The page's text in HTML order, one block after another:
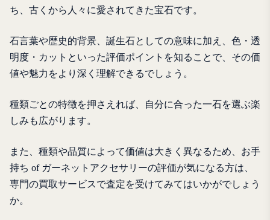
ち、古くから人々に愛されてきた宝石です。
石言葉や歴史的背景、誕生石としての意味に加え、色・透
明度・カットといった評価ポイントを知ることで、その価
値や魅力をより深く理解できるでしょう。
種類ごとの特徴を押さえれば、自分に合った一石を選ぶ楽
しみも広がります。
また、種類や品質によって価値は大きく異なるため、お手
持ち of ガーネットアクセサリーの評価が気になる方は、
専門の買取サービスで査定を受けてみてはいかがでしょう
か。